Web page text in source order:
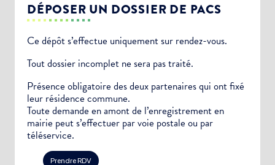
DÉPOSER UN DOSSIER DE PACS
Ce dépôt s’effectue uniquement sur rendez-vous.
Tout dossier incomplet ne sera pas traité.
Présence obligatoire des deux partenaires qui ont fixé
leur résidence commune.
Toute demande en amont de l’enregistrement en
mairie peut s’effectuer par voie postale ou par
téléservice.